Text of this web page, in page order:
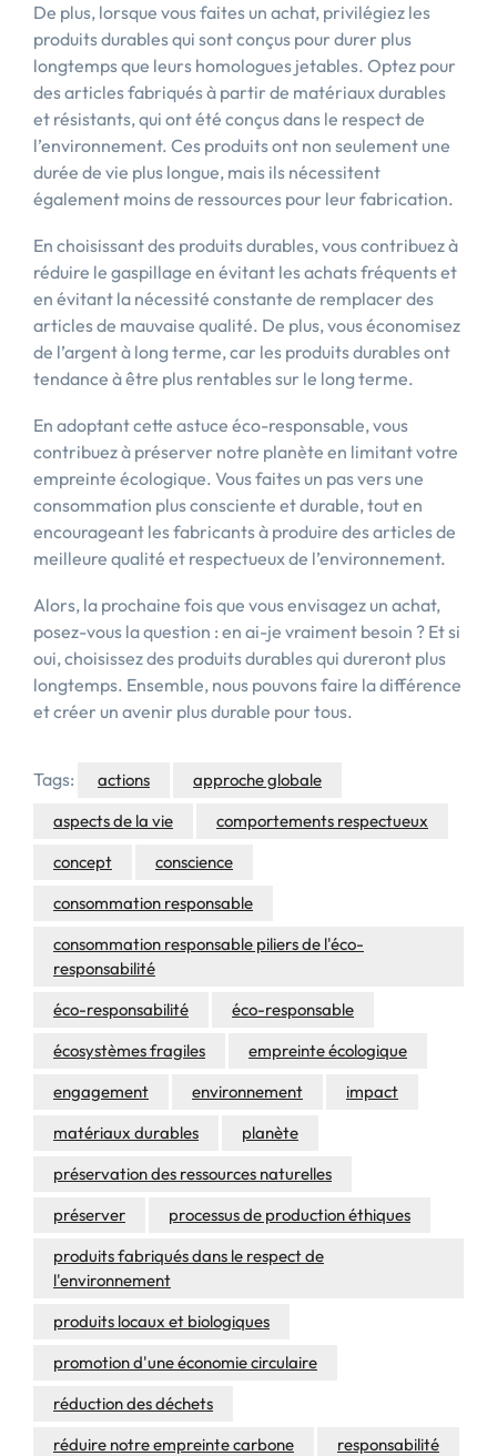
De plus, lorsque vous faites un achat, privilégiez les
produits durables qui sont conçus pour durer plus
longtemps que leurs homologues jetables. Optez pour
des articles fabriqués à partir de matériaux durables
et résistants, qui ont été conçus dans le respect de
l’environnement. Ces produits ont non seulement une
durée de vie plus longue, mais ils nécessitent
également moins de ressources pour leur fabrication.
En choisissant des produits durables, vous contribuez à
réduire le gaspillage en évitant les achats fréquents et
en évitant la nécessité constante de remplacer des
articles de mauvaise qualité. De plus, vous économisez
de l’argent à long terme, car les produits durables ont
tendance à être plus rentables sur le long terme.
En adoptant cette astuce éco-responsable, vous
contribuez à préserver notre planète en limitant votre
empreinte écologique. Vous faites un pas vers une
consommation plus consciente et durable, tout en
encourageant les fabricants à produire des articles de
meilleure qualité et respectueux de l’environnement.
Alors, la prochaine fois que vous envisagez un achat,
posez-vous la question : en ai-je vraiment besoin ? Et si
oui, choisissez des produits durables qui dureront plus
longtemps. Ensemble, nous pouvons faire la différence
et créer un avenir plus durable pour tous.
Tags: actions
approche globale
aspects de la vie
comportements respectueux
concept
conscience
consommation responsable
consommation responsable piliers de l'éco-
responsabilité
éco-responsabilité
éco-responsable
écosystèmes fragiles
empreinte écologique
engagement
environnement
impact
matériaux durables
planète
préservation des ressources naturelles
préserver
processus de production éthiques
produits fabriqués dans le respect de
l'environnement
produits locaux et biologiques
promotion d'une économie circulaire
réduction des déchets
réduire notre empreinte carbone
responsabilité